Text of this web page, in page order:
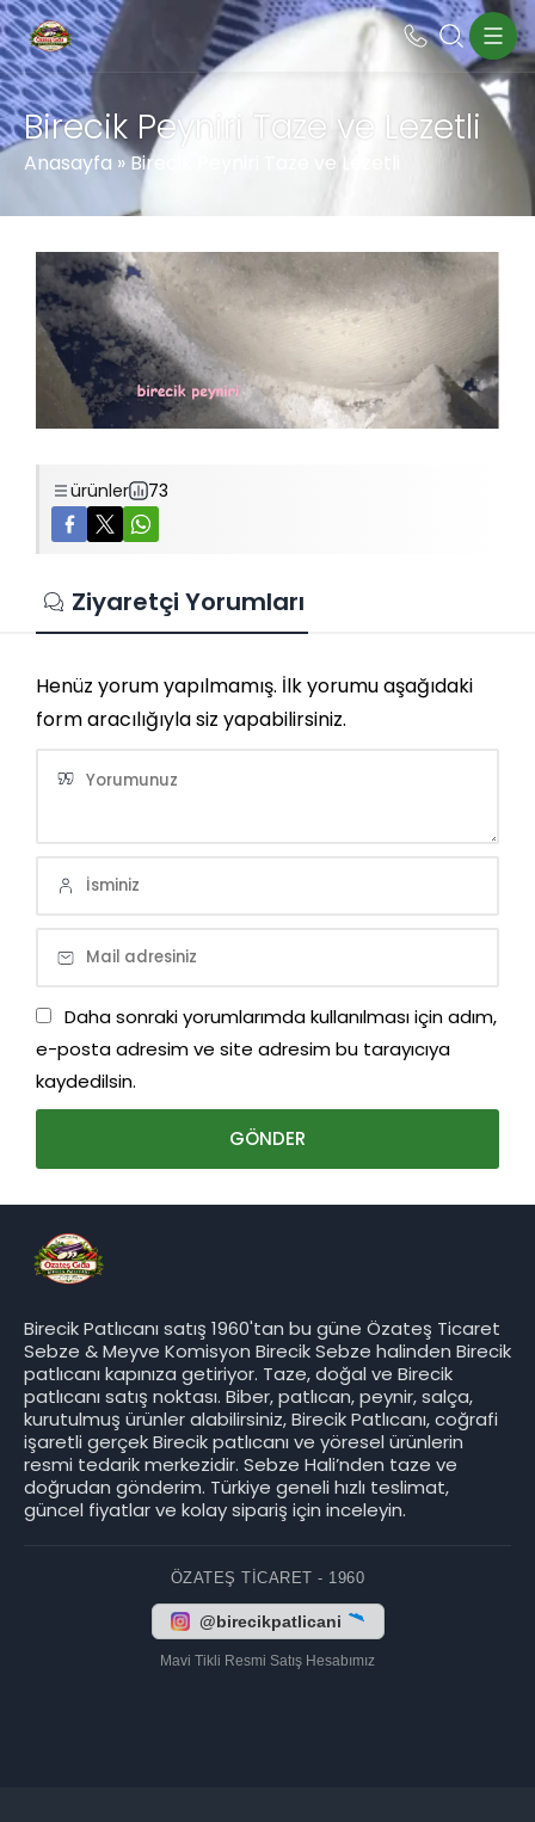
Birecik Peyniri Taze ve Lezetli
Anasayfa »Birecik Peyniri Taze ve Lezetli
ürünler 73
Ziyaretçi Yorumları
Henüz yorum yapılmamış. İlk yorumu aşağıdaki
form aracılığıyla siz yapabilirsiniz.
Daha sonraki yorumlarımda kullanılması için adım,
e-posta adresim ve site adresim bu tarayıcıya
kaydedilsin.
Birecik Patlıcanı satış 1960'tan bu güne Özateş Ticaret
Sebze & Meyve Komisyon Birecik Sebze halinden Birecik
patlıcanı kapınıza getiriyor. Taze, doğal ve Birecik
patlıcanı satış noktası. Biber, patlıcan, peynir, salça,
kurutulmuş ürünler alabilirsiniz, Birecik Patlıcanı, coğrafi
işaretli gerçek Birecik patlıcanı ve yöresel ürünlerin
resmi tedarik merkezidir. Sebze Hali’nden taze ve
doğrudan gönderim. Türkiye geneli hızlı teslimat,
güncel fiyatlar ve kolay sipariş için inceleyin.
ÖZATEŞ TICARET - 1960
@birecikpatlicani
Mavi Tikli Resmi Satış Hesabımız